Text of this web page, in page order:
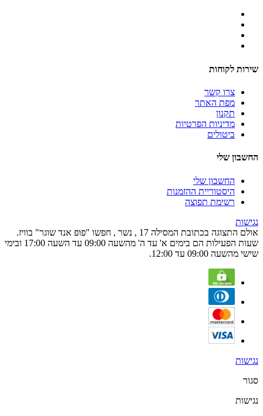
שירות לקוחות
צרו קשר
מפת האתר
תקנון
מדיניות הפרטיות
ביטולים
החשבון שלי
החשבון שלי
היסטוריית ההזמנות
רשימת תפוצה
נגישות
אולם התצוגה בכתובת המסילה 17 , נשר , חפשו "פופ אנד שוגר" בוויז.
שעות הפעילות הם בימים א' עד ה' מהשעה 09:00 עד השעה 17:00 ובימי
שישי מהשעה 09:00 עד 12:00.
נגישות
סגור
נגישות